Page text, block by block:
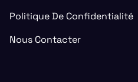
Politique De Confidentialité
Nous Contacter